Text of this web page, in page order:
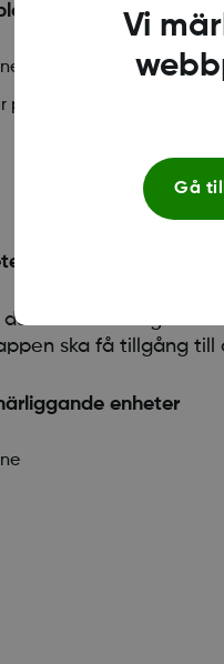
du tillåta behörighet
ska få tillgång till
enheter
Vi
Gå